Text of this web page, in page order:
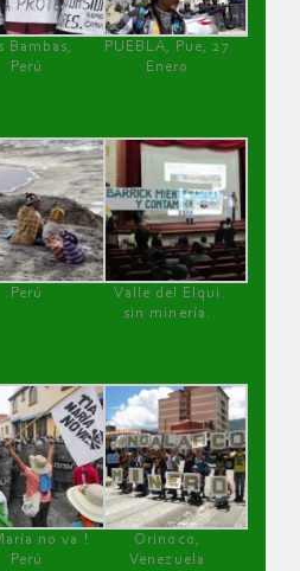
Bambas,
Perú
PUEBLA, Pue, 27
Enero
Perú
Valle del Elqui
sin minería.
no va !
Perú
Orinoco,
Venezuela